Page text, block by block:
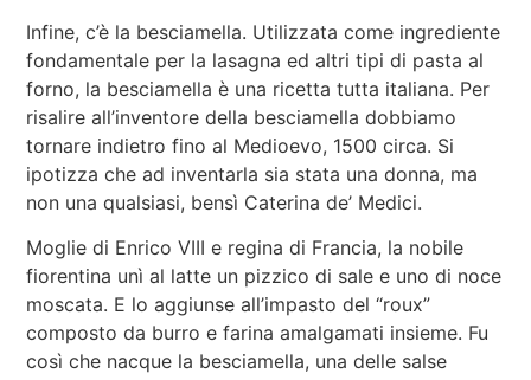
Infine, c’è la besciamella. Utilizzata come ingrediente
fondamentale per la lasagna ed altri tipi di pasta al
forno, la besciamella è una ricetta tutta italiana. Per
risalire all’inventore della besciamella dobbiamo
tornare indietro fino al Medioevo, 1500 circa. Si
ipotizza che ad inventarla sia stata una donna, ma
non una qualsiasi, bensì Caterina de’ Medici.
Moglie di Enrico VIII e regina di Francia, la nobile
fiorentina unì al latte un pizzico di sale e uno di noce
moscata. E lo aggiunse all’impasto del “roux”
composto da burro e farina amalgamati insieme. Fu
così che nacque la besciamella, una delle salse